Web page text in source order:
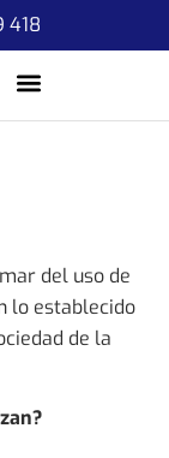
418
del uso de
lo establecido
de la